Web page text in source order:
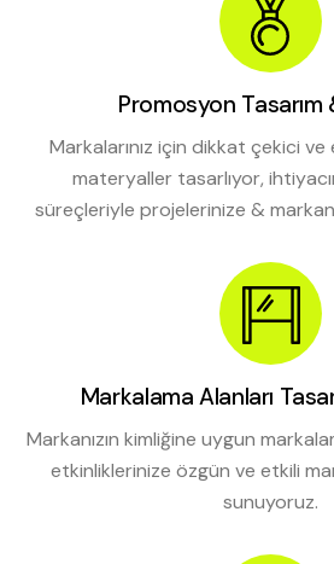
Promosyon Tasarım
Markalarınız için dikkat çekici
materyaller tasarlıyor,
süreçleriyle projelerinize &
Markalama Alanları
Markanızın kimliğine uygun
etkinliklerinize özgün ve etkili
sunuyoruz.